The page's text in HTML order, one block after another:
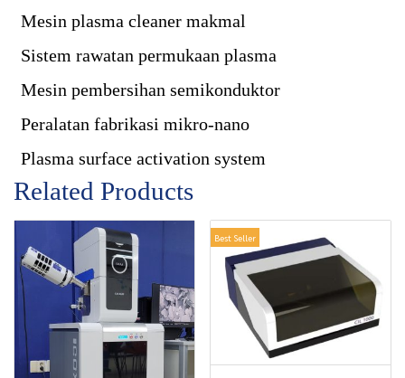
Mesin plasma cleaner makmal
Sistem rawatan permukaan plasma
Mesin pembersihan semikonduktor
Peralatan fabrikasi mikro-nano
Plasma surface activation system
Related Products
Best Seller